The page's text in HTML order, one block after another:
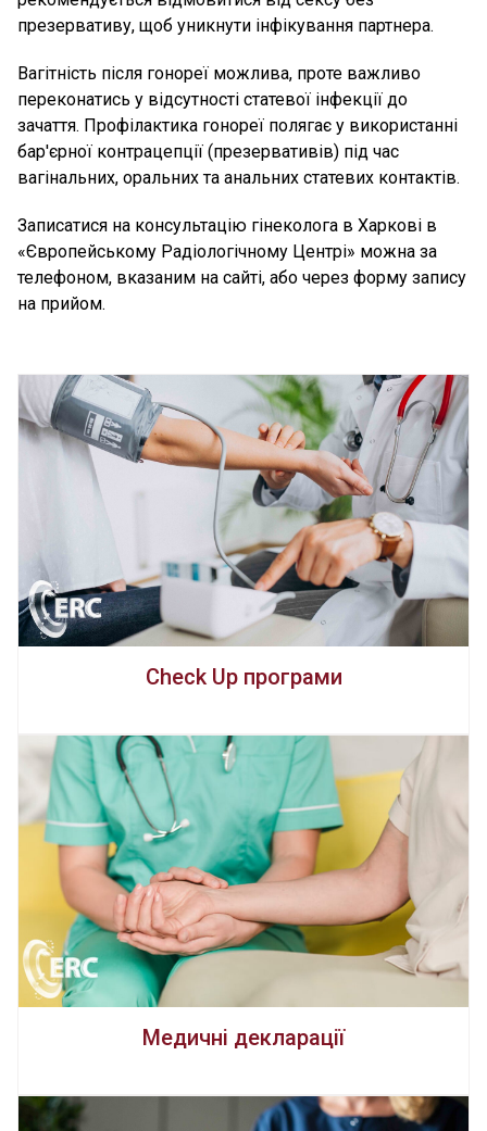
презервативу, щоб уникнути інфікування партнера.
Вагітність після гонореї можлива, проте важливо
переконатись у відсутності статевої інфекції до
зачаття. Профілактика гонореї полягає у використанні
бар'єрної контрацепції (презервативів) під час
вагінальних, оральних та анальних статевих контактів.
Записатися на консультацію гінеколога в Харкові в
«Європейському Радіологічному Центрі» можна за
телефоном, вказаним на сайті, або через форму запису
на прийом.
Check Up програми
Медичні декларації